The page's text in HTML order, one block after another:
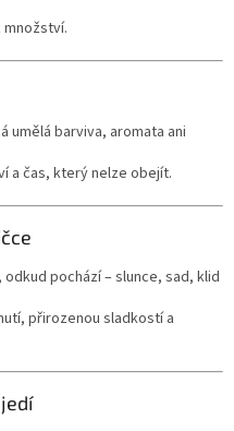
umělá barviva, aromata ani
a čas, který nelze obejít.
pochází – slunce, sad, klid
přirozenou sladkostí a